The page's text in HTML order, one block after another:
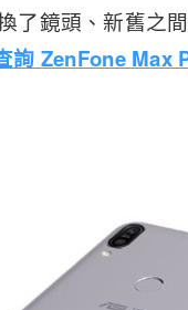
了鏡頭、新舊之
詢 ZenFone Max